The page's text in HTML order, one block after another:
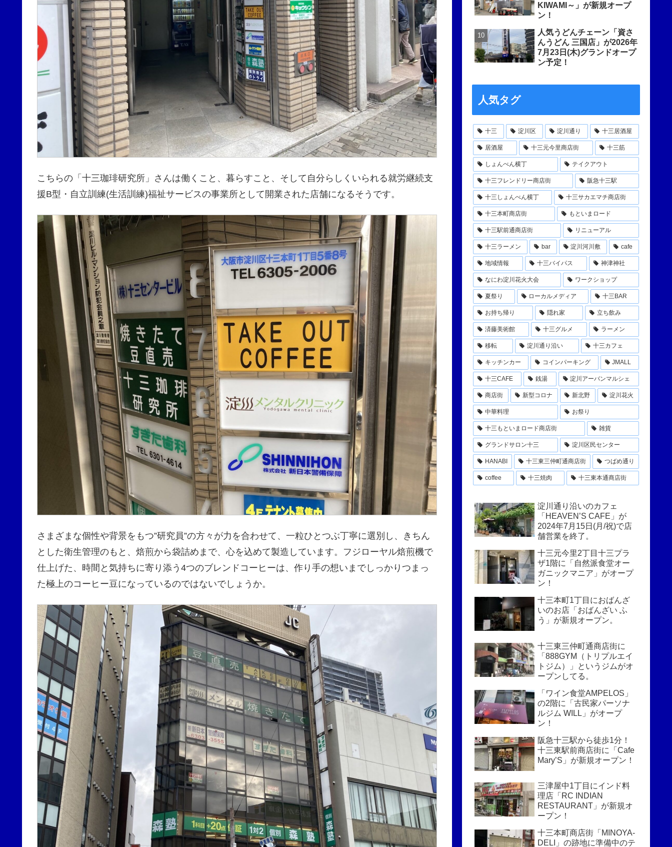
こちらの「十三珈琲研究所」さんは働くこと、暮らすこと、そして自分らしくいられる就労継続支
援B型・自立訓練(生活訓練)福祉サービスの事業所として開業された店舗になるそうです。
さまざまな個性や背景をもつ”研究員”の方々が力を合わせて、一粒ひとつぶ丁寧に選別し、きちん
とした衛生管理のもと、焙煎から袋詰めまで、心を込めて製造しています。フジローヤル焙煎機で
仕上げた、時間と気持ちに寄り添う4つのブレンドコーヒーは、作り手の想いまでしっかりつまっ
た極上のコーヒー豆になっているのではないでしょうか。
KIWAMI～」が新規オープ
ン！
人気うどんチェーン「資さ
んうどん 三国店」が2026年
7月23日(木)グランドオープ
ン予定！
人気タグ
十三 淀川区 淀川通り 十三居酒屋
居酒屋 十三元今里商店街 十三筋
しょんべん横丁 テイクアウト
十三フレンドリー商店街 阪急十三駅
十三しょんべん横丁 十三サカエマチ商店街
十三本町商店街 もといまロード
十三駅前通商店街 リニューアル
十三ラーメン bar 淀川河川敷 cafe
地域情報 十三バイパス 神津神社
なにわ淀川花火大会 ワークショップ
夏祭り ローカルメディア 十三BAR
お持ち帰り 隠れ家 立ち飲み
済藤美術館 十三グルメ ラーメン
移転 淀川通り沿い 十三カフェ
キッチンカー コインパーキング JMALL
十三CAFE 銭湯 淀川アーバンマルシェ
商店街 新型コロナ 新北野 淀川花火
中華料理 お祭り
十三もといまロード商店街 雑貨
グランドサロン十三 淀川区民センター
HANABI 十三東三仲町通商店街 つばめ通り
coffee 十三焼肉 十三東本通商店街
淀川通り沿いのカフェ
「HEAVEN’S CAFE」が
2024年7月15日(月/祝)で店
舗営業を終了。
十三元今里2丁目十三プラ
ザ1階に「自然派食堂オー
ガニックマニア」がオープ
ン！
十三本町1丁目におばんざ
いのお店「おばんざい ふ
う」が新規オープン。
十三東三仲町通商店街に
「888GYM（トリプルエイ
トジム）」というジムがオ
ープンしてる。
「ワイン食堂AMPELOS」
の2階に「古民家パーソナ
ルジム WILL」がオープ
ン！
阪急十三駅から徒歩1分！
十三東駅前商店街に「Cafe
Mary’S」が新規オープン！
三津屋中1丁目にインド料
理店「RC INDIAN
RESTAURANT」が新規オ
ープン！
十三本町商店街「MINOYA-
DELI」の跡地に準備中のテ